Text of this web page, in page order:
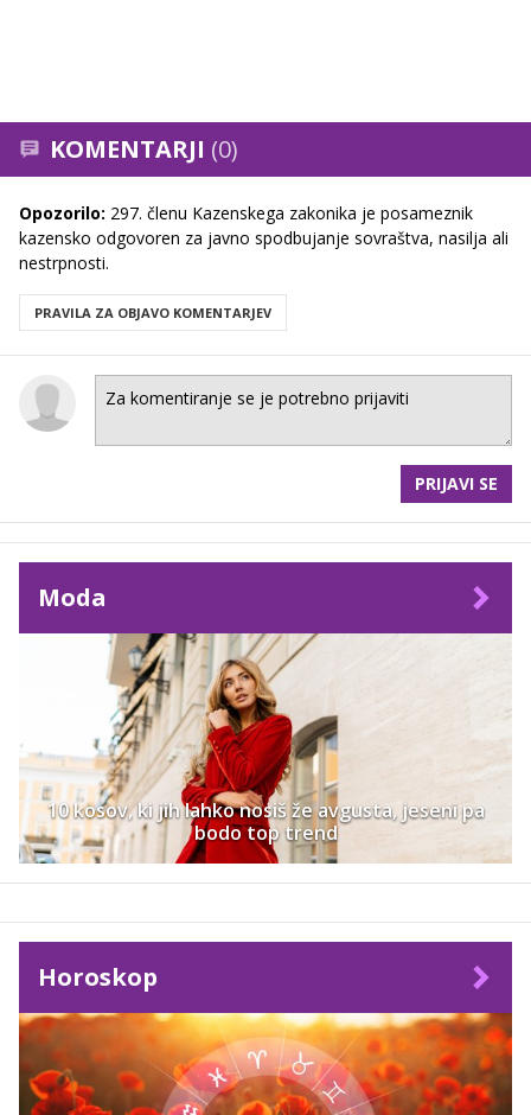
KOMENTARJI (0)
Opozorilo: 297. členu Kazenskega zakonika je posameznik
kazensko odgovoren za javno spodbujanje sovraštva, nasilja ali
nestrpnosti.
PRAVILA ZA OBJAVO KOMENTARJEV
PRIJAVI SE
Moda
10 kosov, ki jih lahko nosiš že avgusta, jeseni pa
bodo top trend
Horoskop